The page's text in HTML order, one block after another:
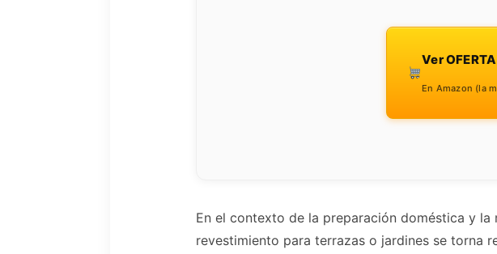
Ver
En Amazon (la
En el contexto de la preparación doméstica y
revestimiento para terrazas o jardines se torna